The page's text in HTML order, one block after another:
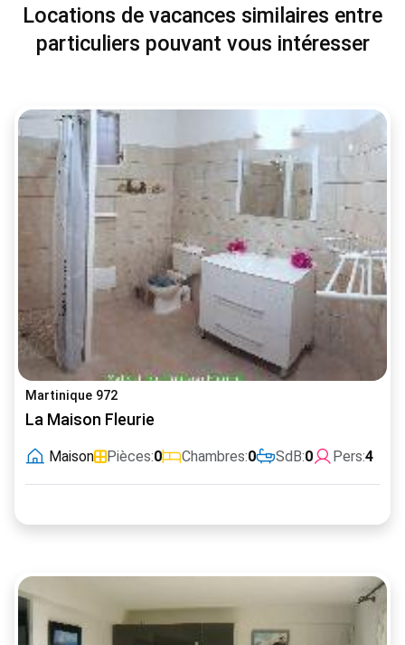
Locations de vacances similaires entre
particuliers pouvant vous intéresser
Martinique 972
La Maison Fleurie
Maison Pièces:0 Chambres:0 SdB:0 Pers:4